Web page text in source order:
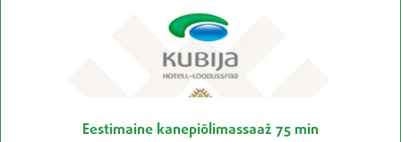
Eestimaine kanepiõlimassaaž 75 min